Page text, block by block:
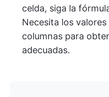
celda, siga la
Necesita los
columnas para
adecuadas.